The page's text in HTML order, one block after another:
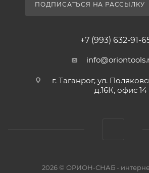
ПОДПИСАТЬСЯ НА РАССЫЛКУ
+7 (993) 632-91-
г. Таганрог, ул.
д.16К, офис 14
2026 © ОРИОН-СНАБ -